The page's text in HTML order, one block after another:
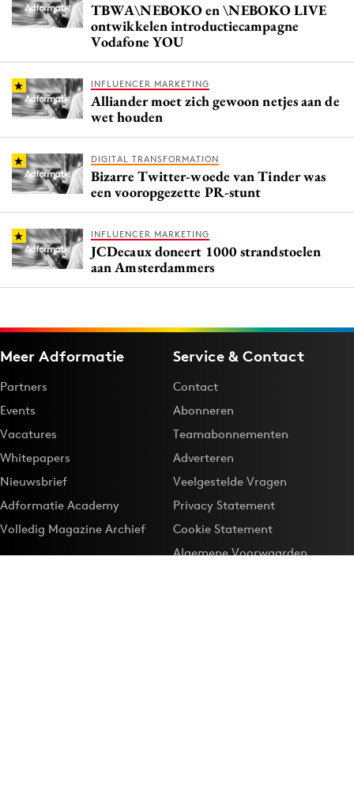
TBWA\NEBOKO en \NEBOKO LIVE
ontwikkelen introductiecampagne
Vodafone YOU
INFLUENCER MARKETING
Alliander moet zich gewoon netjes aan de
wet houden
DIGITAL TRANSFORMATION
Bizarre Twitter-woede van Tinder was
een vooropgezette PR-stunt
INFLUENCER MARKETING
JCDecaux doneert 1000 strandstoelen
aan Amsterdammers
Meer Adformatie
Partners
Events
Vacatures
Whitepapers
Nieuwsbrief
Adformatie Academy
Volledig Magazine Archief
Service & Contact
Contact
Abonneren
Teamabonnementen
Adverteren
Veelgestelde Vragen
Privacy Statement
Cookie Statement
Algemene Voorwaarden